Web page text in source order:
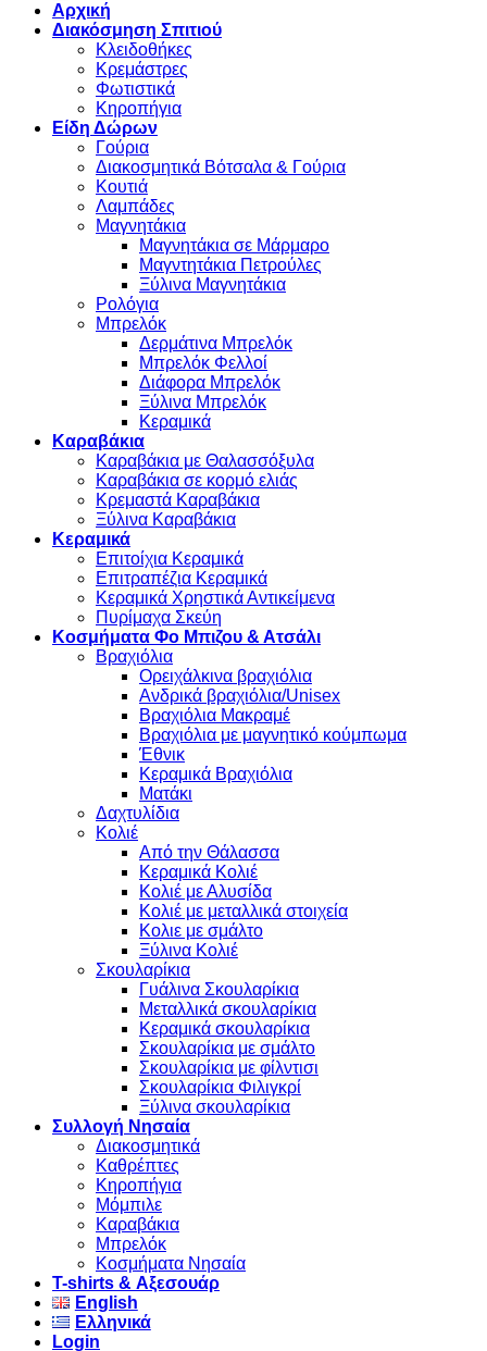
Αρχική
Διακόσμηση Σπιτιού
Κλειδοθήκες
Κρεμάστρες
Φωτιστικά
Κηροπήγια
Είδη Δώρων
Γούρια
Διακοσμητικά Βότσαλα & Γούρια
Κουτιά
Λαμπάδες
Μαγνητάκια
Μαγνητάκια σε Μάρμαρο
Μαγντητάκια Πετρούλες
Ξύλινα Μαγνητάκια
Ρολόγια
Μπρελόκ
Δερμάτινα Μπρελόκ
Μπρελόκ Φελλοί
Διάφορα Μπρελόκ
Ξύλινα Μπρελόκ
Κεραμικά
Καραβάκια
Καραβάκια με Θαλασσόξυλα
Καραβάκια σε κορμό ελιάς
Κρεμαστά Καραβάκια
Ξύλινα Καραβάκια
Κεραμικά
Επιτοίχια Κεραμικά
Επιτραπέζια Κεραμικά
Κεραμικά Χρηστικά Αντικείμενα
Πυρίμαχα Σκεύη
Κοσμήματα Φο Μπιζου & Ατσάλι
Βραχιόλια
Oρειχάλκινα βραχιόλια
Ανδρικά βραχιόλια/Unisex
Βραχιόλια Μακραμέ
Βραχιόλια με μαγνητικό κούμπωμα
Έθνικ
Κεραμικά Βραχιόλια
Ματάκι
Δαχτυλίδια
Κολιέ
Από την Θάλασσα
Κεραμικά Κολιέ
Κολιέ με Αλυσίδα
Κολιέ με μεταλλικά στοιχεία
Κολιε με σμάλτο
Ξύλινα Κολιέ
Σκουλαρίκια
Γυάλινα Σκουλαρίκια
Μεταλλικά σκουλαρίκια
Κεραμικά σκουλαρίκια
Σκουλαρίκια με σμάλτο
Σκουλαρίκια με φίλντισι
Σκουλαρίκια Φιλιγκρί
Ξύλινα σκουλαρίκια
Συλλογή Νησαία
Διακοσμητικά
Καθρέπτες
Κηροπήγια
Μόμπιλε
Καραβάκια
Μπρελόκ
Κοσμήματα Νησαία
Τ-shirts & Αξεσουάρ
English
Ελληνικά
Login